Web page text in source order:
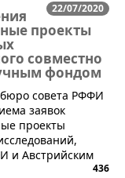
22/07/2020
проекты
совместно
фондом
совета РФФИ
заявок
проекты
и Австрийским
436